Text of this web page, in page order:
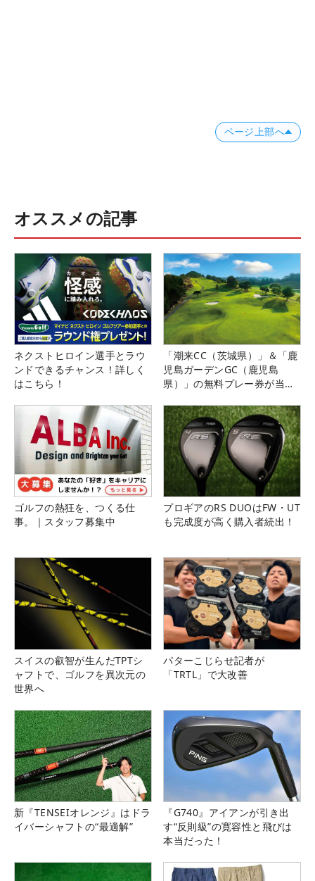
ページ上部へ
オススメの記事
ネクストヒロイン選手とラウ
ンドできるチャンス！詳しく
はこちら！
「潮来CC（茨城県）」＆「鹿
児島ガーデンGC（鹿児島
県）」の無料プレー券が当た
ゴルフの熱狂を、つくる仕
事。｜スタッフ募集中
プロギアのRS DUOはFW・UT
も完成度が高く購入者続出！
スイスの叡智が生んだTPTシ
ャフトで、ゴルフを異次元の
世界へ
パターこじらせ記者が
「TRTL」で大改善
新『TENSEIオレンジ』はドラ
イバーシャフトの“最適解”
『G740』アイアンが引き出
す“反則級”の寛容性と飛びは
本当だった！